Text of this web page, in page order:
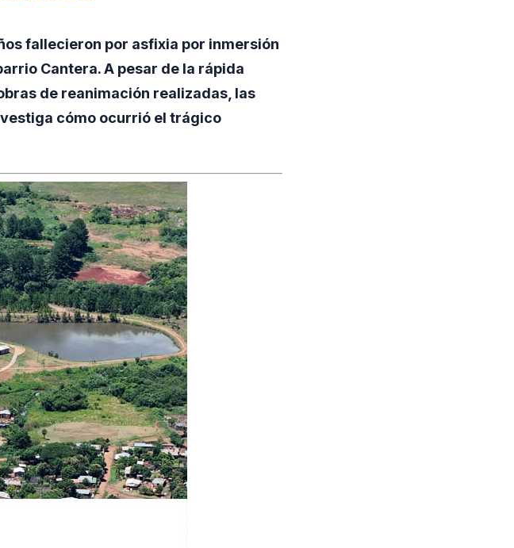
fallecieron por asfixia por inmersión
Cantera. A pesar de la rápida
de reanimación realizadas, las
cómo ocurrió el trágico